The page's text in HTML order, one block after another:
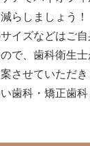
らしましょう！
イズなどはご
で、歯科衛生
させていただき
歯科・矯正歯